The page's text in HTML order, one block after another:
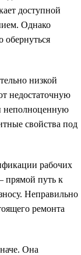
доступной
Однако
обернуться
низкой
недостаточную
неполноценную
свойства под
рабочих
прямой путь к
Неправильно
ремонта
Она